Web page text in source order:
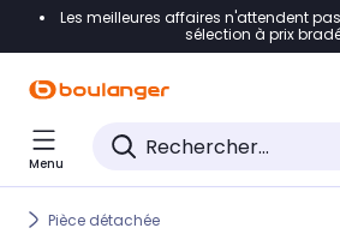
Accéder directement à la
Accéder directement au pied de
Accéder directement au chatbot
Les meilleures affaires n'attendent
sélection à prix
Menu
Pièce détachée